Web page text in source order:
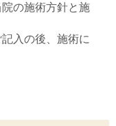
の施術方針と施
入の後、施術に